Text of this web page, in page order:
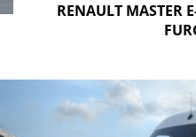
RENAULT MASTER